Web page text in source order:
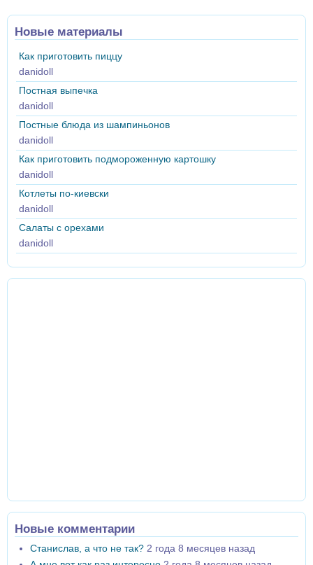
Новые материалы
Как приготовить пиццу
danidoll
Постная выпечка
danidoll
Постные блюда из шампиньонов
danidoll
Как приготовить подмороженную картошку
danidoll
Котлеты по-киевски
danidoll
Салаты с орехами
danidoll
Новые комментарии
Станислав, а что не так? 2 года 8 месяцев назад